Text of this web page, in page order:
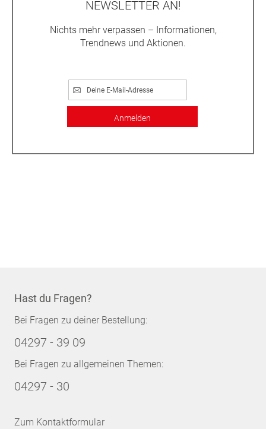
NEWSLETTER AN!
Nichts mehr verpassen – Informationen,
Trendnews und Aktionen.
Anmelden
Hast du Fragen?
Bei Fragen zu deiner Bestellung:
04297 - 39 09
Bei Fragen zu allgemeinen Themen:
04297 - 30
Zum Kontaktformular